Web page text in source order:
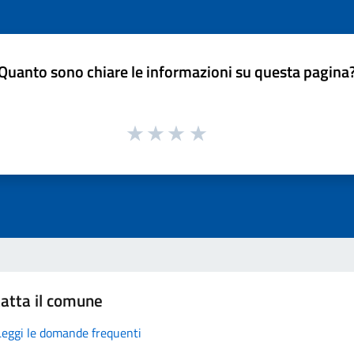
sono chiare le informazioni su questa
il comune
le domande frequenti